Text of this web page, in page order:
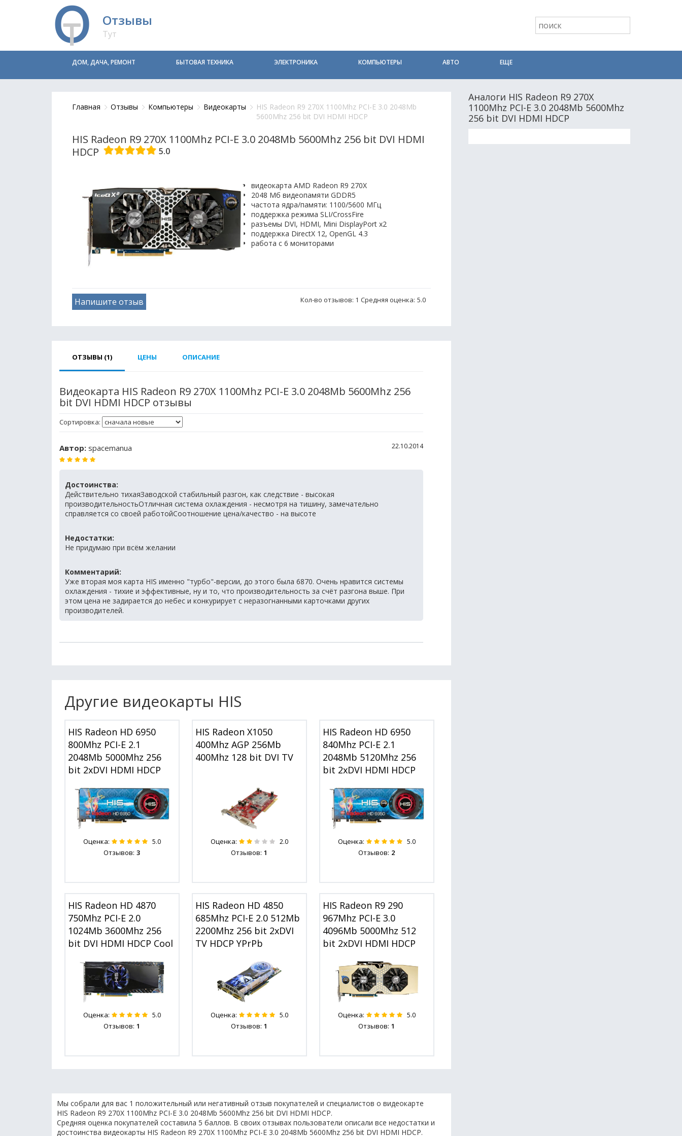
Отзывы
Тут
ДОМ, ДАЧА, РЕМОНТ БЫТОВАЯ ТЕХНИКА ЭЛЕКТРОНИКА КОМПЬЮТЕРЫ АВТО ЕЩЕ
Главная Отзывы Компьютеры Видеокарты
HIS Radeon R9 270X 1100Mhz PCI-E 3.0 2048Mb
5600Mhz 256 bit DVI HDMI HDCP
HIS Radeon R9 270X 1100Mhz PCI-E 3.0 2048Mb 5600Mhz 256 bit DVI HDMI
HDCP
5.0
видеокарта AMD Radeon R9 270X
2048 Мб видеопамяти GDDR5
частота ядра/памяти: 1100/5600 МГц
поддержка режима SLI/CrossFire
разъемы DVI, HDMI, Mini DisplayPort x2
поддержка DirectX 12, OpenGL 4.3
работа с 6 мониторами
Кол-во отзывов: 1 Средняя оценка: 5.0
Напишите отзыв
ОТЗЫВЫ (1) ЦЕНЫ ОПИСАНИЕ
Видеокарта HIS Radeon R9 270X 1100Mhz PCI-E 3.0 2048Mb 5600Mhz 256
bit DVI HDMI HDCP отзывы
Сортировка:
Автор: spacemanua 22.10.2014
Достоинства:
Действительно тихаяЗаводской стабильный разгон, как следствие - высокая
производительностьОтличная система охлаждения - несмотря на тишину, замечательно
справляется со своей работойСоотношение цена/качество - на высоте
Недостатки:
Не придумаю при всём желании
Комментарий:
Уже вторая моя карта HIS именно "турбо"-версии, до этого была 6870. Очень нравится системы
охлаждения - тихие и эффективные, ну и то, что производительность за счёт разгона выше. При
этом цена не задирается до небес и конкурирует с неразогнанными карточками других
производителей.
Другие видеокарты HIS
HIS Radeon HD 6950
800Mhz PCI-E 2.1
2048Mb 5000Mhz 256
bit 2xDVI HDMI HDCP
Оценка: 5.0
Отзывов: 3
HIS Radeon X1050
400Mhz AGP 256Mb
400Mhz 128 bit DVI TV
Оценка: 2.0
Отзывов: 1
HIS Radeon HD 6950
840Mhz PCI-E 2.1
2048Mb 5120Mhz 256
bit 2xDVI HDMI HDCP
Оценка: 5.0
Отзывов: 2
HIS Radeon HD 4870
750Mhz PCI-E 2.0
1024Mb 3600Mhz 256
bit DVI HDMI HDCP Cool
Оценка: 5.0
Отзывов: 1
HIS Radeon HD 4850
685Mhz PCI-E 2.0 512Mb
2200Mhz 256 bit 2xDVI
TV HDCP YPrPb
Оценка: 5.0
Отзывов: 1
HIS Radeon R9 290
967Mhz PCI-E 3.0
4096Mb 5000Mhz 512
bit 2xDVI HDMI HDCP
Оценка: 5.0
Отзывов: 1
Мы собрали для вас 1 положительный или негативный отзыв покупателей и специалистов о видеокарте
HIS Radeon R9 270X 1100Mhz PCI-E 3.0 2048Mb 5600Mhz 256 bit DVI HDMI HDCP.
Средняя оценка покупателей составила 5 баллов. В своих отзывах пользователи описали все недостатки и
достоинства видеокарты HIS Radeon R9 270X 1100Mhz PCI-E 3.0 2048Mb 5600Mhz 256 bit DVI HDMI HDCP.
Аналоги HIS Radeon R9 270X
1100Mhz PCI-E 3.0 2048Mb 5600Mhz
256 bit DVI HDMI HDCP